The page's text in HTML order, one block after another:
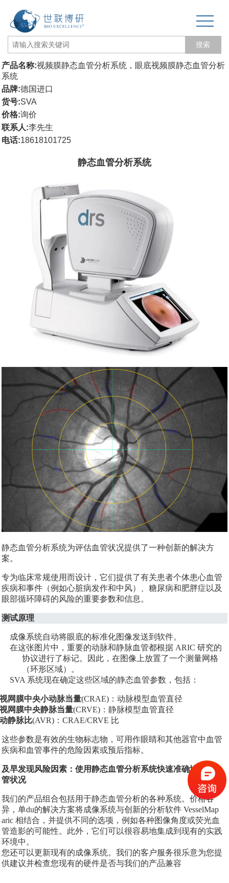
搜索
网站首页
三维培养测试专题
经营品牌
科研委托·租赁
产品应用讲座会议
产品名称:视频膜静态血管分析系统，眼底视频膜静态血管分析
系统
品牌:德国进口
货号:SVA
价格:询价
联系人:李先生
电话:18618101725
静态血管分析系统
静态血管分析系统为评估血管状况提供了一种创新的解决方
案。
专为临床常规使用而设计，它们提供了有关患者个体患心血管
疾病和事件（例如心脏病发作和中风）、糖尿病和肥胖症以及
眼部循环障碍的风险的重要参数和信息。
测试原理
成像系统自动将眼底的标准化图像发送到软件。
在这张图片中，重要的动脉和静脉血管都根据 ARIC 研究的
协议进行了标记。因此，在图像上放置了一个测量网格
（环形区域）。
SVA 系统现在确定这些区域的静态血管参数，包括：
膜中央小动脉当量(CRAE)：动脉模型血管直径
膜中央静脉当量(CRVE)：静脉模型血管直径
脉比(AVR)：CRAE/CRVE 比
这些参数是有效的生物标志物，可用作眼睛和其他器官中血管
疾病和血管事件的危险因素或预后指标。
及早发现风险因素：使用静态血管分析系统快速准确地评估血
管状况
我们的产品组合包括用于静态血管分析的各种系统。价格各
异，单du的解决方案将成像系统与创新的分析软件 VesselMap
aric 相结合，并提供不同的选项，例如各种图像角度或荧光血
管造影的可能性。此外，它们可以很容易地集成到现有的实践
环境中。
您还可以更新现有的成像系统。我们的客户服务很乐意为您提
供建议并检查您现有的硬件是否与我们的产品兼容